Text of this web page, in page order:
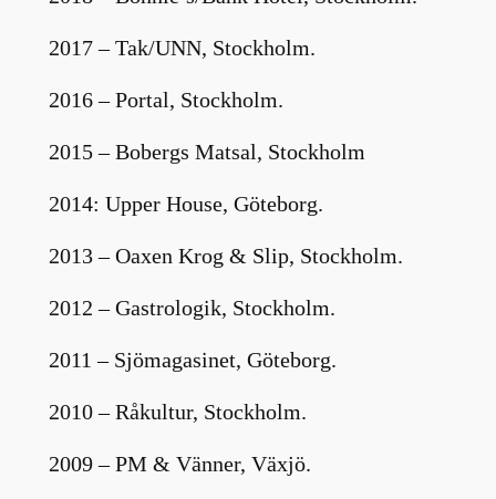
2017 – Tak/UNN, Stockholm.
2016 – Portal, Stockholm.
2015 – Bobergs Matsal, Stockholm
2014: Upper House, Göteborg.
2013 – Oaxen Krog & Slip, Stockholm.
2012 – Gastrologik, Stockholm.
2011 – Sjömagasinet, Göteborg.
2010 – Råkultur, Stockholm.
2009 – PM & Vänner, Växjö.